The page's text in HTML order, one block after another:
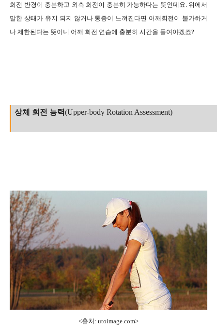
회전 반경이 충분하고 외측 회전이 충분히 가능하다는 뜻인데요. 위에서
말한 상태가 유지 되지 않거나 통증이 느껴진다면 어깨회전이 불가하거
나 제한된다는 뜻이니 어깨 회전 연습에 충분히 시간을 들여야겠죠?
상체 회전 능력(Upper-body Rotation Assessment)
<출처: utoimage.com>